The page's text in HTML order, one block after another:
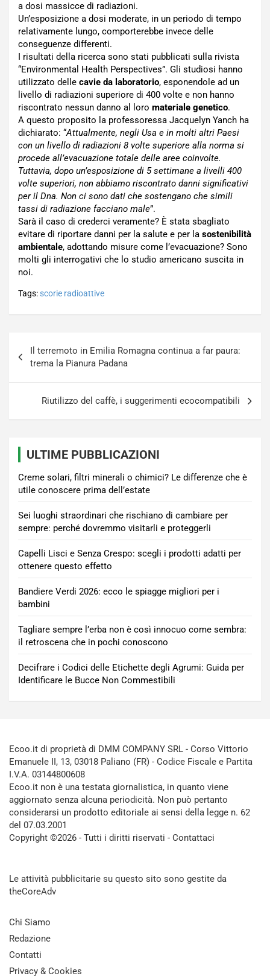
a dosi massicce di radiazioni.
Un’esposizione a dosi moderate, in un periodo di tempo
relativamente lungo, comporterebbe invece delle
conseguenze differenti.
I risultati della ricerca sono stati pubblicati sulla rivista
“Environmental Health Perspectives”. Gli studiosi hanno
utilizzato delle cavie da laboratorio, esponendole ad un
livello di radiazioni superiore di 400 volte e non hanno
riscontrato nessun danno al loro materiale genetico.
A questo proposito la professoressa Jacquelyn Yanch ha
dichiarato: “Attualmente, negli Usa e in molti altri Paesi
con un livello di radiazioni 8 volte superiore alla norma si
procede all’evacuazione totale delle aree coinvolte.
Tuttavia, dopo un’esposizione di 5 settimane a livelli 400
volte superiori, non abbiamo riscontrato danni significativi
per il Dna. Non ci sono dati che sostengano che simili
tassi di radiazione facciano male”.
Sarà il caso di crederci veramente? È stata sbagliato
evitare di riportare danni per la salute e per la sostenibilità
ambientale, adottando misure come l’evacuazione? Sono
molti gli interrogativi che lo studio americano suscita in
noi.
Tags:scorie radioattive
articoli
Il terremoto in Emilia Romagna continua a far paura:
trema la Pianura Padana
Riutilizzo del caffè, i suggerimenti ecocompatibili
ULTIME PUBBLICAZIONI
Creme solari, filtri minerali o chimici? Le differenze che è
utile conoscere prima dell’estate
Sei luoghi straordinari che rischiano di cambiare per
sempre: perché dovremmo visitarli e proteggerli
Capelli Lisci e Senza Crespo: scegli i prodotti adatti per
ottenere questo effetto
Bandiere Verdi 2026: ecco le spiagge migliori per i
bambini
Tagliare sempre l’erba non è così innocuo come sembra:
il retroscena che in pochi conoscono
Decifrare i Codici delle Etichette degli Agrumi: Guida per
Identificare le Bucce Non Commestibili
Ecoo.it di proprietà di DMM COMPANY SRL - Corso Vittorio
Emanuele II, 13, 03018 Paliano (FR) - Codice Fiscale e Partita
I.V.A. 03144800608
Ecoo.it non è una testata giornalistica, in quanto viene
aggiornato senza alcuna periodicità. Non può pertanto
considerarsi un prodotto editoriale ai sensi della legge n. 62
del 07.03.2001
Copyright ©2026 - Tutti i diritti riservati - Contattaci
Le attività pubblicitarie su questo sito sono gestite da
theCoreAdv
Chi Siamo
Redazione
Contatti
Privacy & Cookies